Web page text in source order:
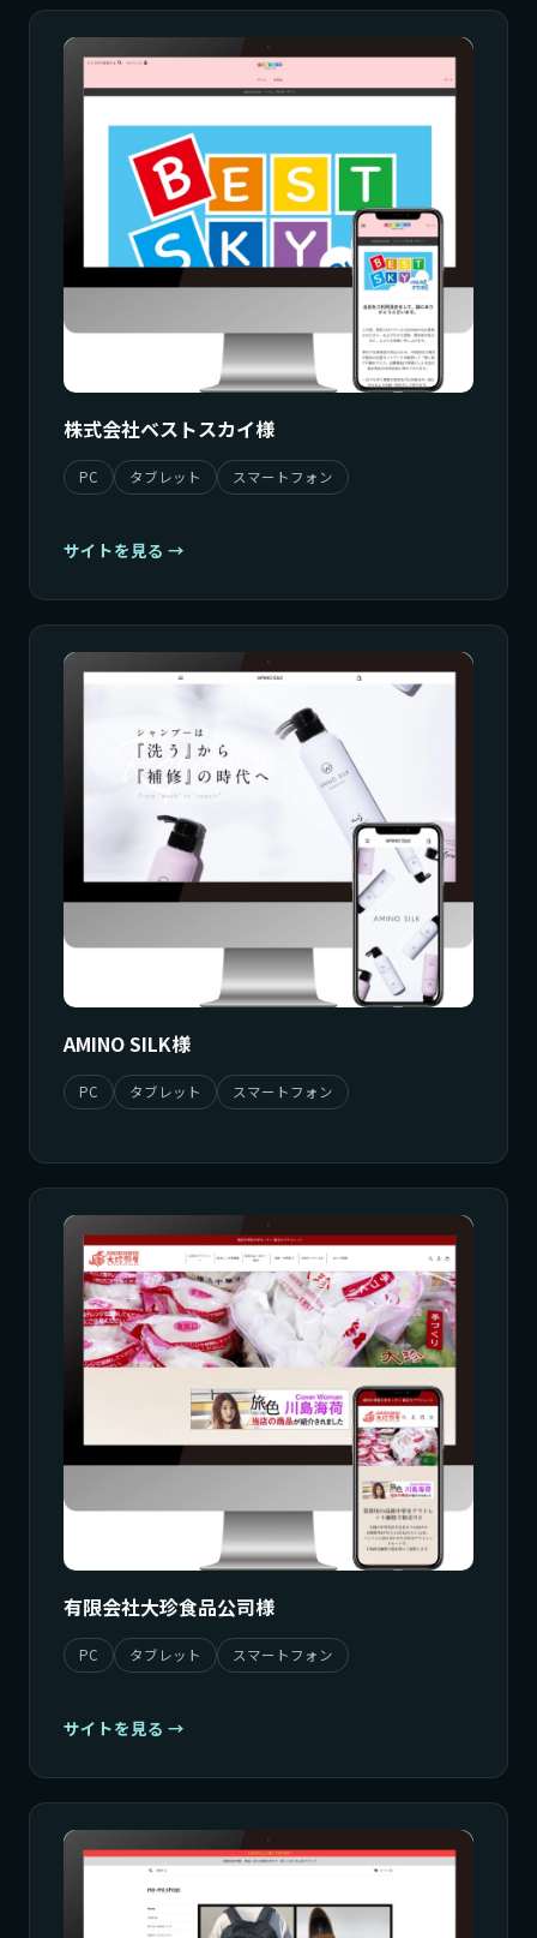
株式会社ベストスカイ様
PC タブレット スマートフォン
サイトを見る
AMINO SILK様
PC タブレット スマートフォン
有限会社大珍食品公司様
PC タブレット スマートフォン
サイトを見る